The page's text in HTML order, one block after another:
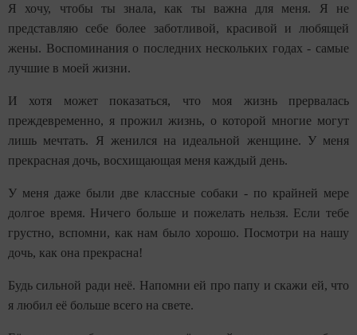
Я хочу, чтобы ты знала, как ты важна для меня. Я не
представляю себе более заботливой, красивой и любящей
жены. Воспоминания о последних нескольких годах - самые
лучшие в моей жизни.
И хотя может показаться, что моя жизнь прервалась
преждевременно, я прожил жизнь, о которой многие могут
лишь мечтать. Я женился на идеальной женщине. У меня
прекрасная дочь, восхищающая меня каждый день.
У меня даже были две классные собаки - по крайней мере
долгое время. Ничего больше и пожелать нельзя. Если тебе
грустно, вспомни, как нам было хорошо. Посмотри на нашу
дочь, как она прекрасна!
Будь сильной ради неё. Напомни ей про папу и скажи ей, что
я любил её больше всего на свете.